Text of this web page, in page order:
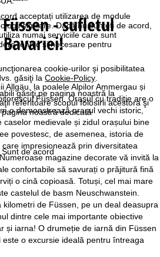
acceptați utilizarea de module
similare. Dacă nu sunteţi de acord,
numai serviciile care sunt
tehnic și necesare pentru
cookie-urilor şi posibilitatea
găsiţi laCookie-Policy
găsiţi pe pagina noastră la
referitoare scopul folosirii acestora şi
noastră dedicată
Sunt de acord
Füssen - sufletul
Allgäu, la poalele Alpilor Ammergau și
Füssen. Orașul cu tradiție are o
o demonstrează orașul vechi istoric,
caselor medievale și zidul orașului bine
povestesc, de asemenea, istoria de
impresionează prin diversitatea
magazine decorate vă invită la
confortabile să savurați o prăjitură fină
o cină copioasă. Totuși, cel mai mare
castelul de basm Neuschwanstein.
de Füssen, pe un deal deasupra
dintre cele mai importante obiective
și iarna! O drumeție de iarnă din Füssen
o excursie ideală pentru întreaga